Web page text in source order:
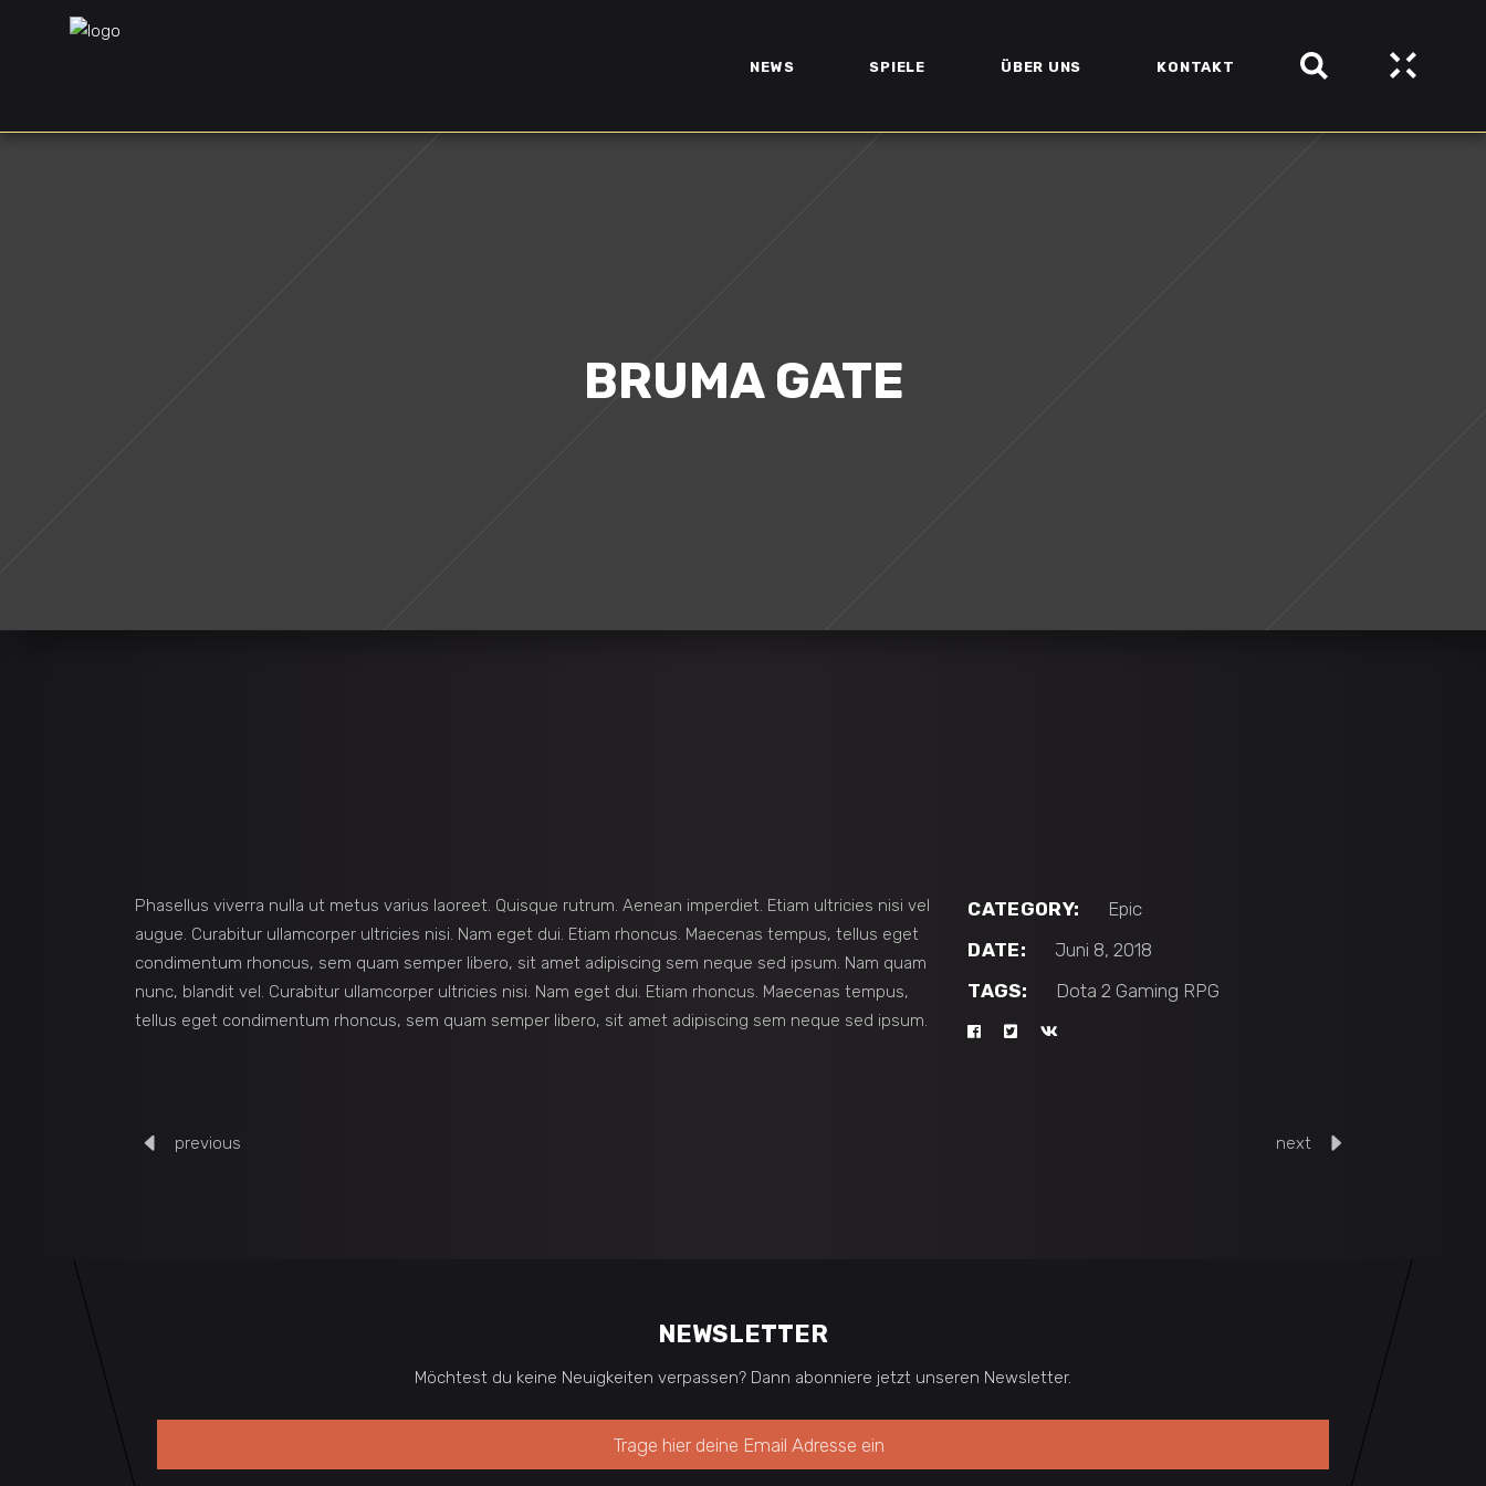
NEWS SPIELE ÜBER UNS KONTAKT
BRUMA GATE
Phasellus viverra nulla ut metus varius laoreet. Quisque rutrum. Aenean imperdiet. Etiam ultricies nisi vel
augue. Curabitur ullamcorper ultricies nisi. Nam eget dui. Etiam rhoncus. Maecenas tempus, tellus eget
condimentum rhoncus, sem quam semper libero, sit amet adipiscing sem neque sed ipsum. Nam quam
nunc, blandit vel. Curabitur ullamcorper ultricies nisi. Nam eget dui. Etiam rhoncus. Maecenas tempus,
tellus eget condimentum rhoncus, sem quam semper libero, sit amet adipiscing sem neque sed ipsum.
CATEGORY:
Epic
DATE:
Juni 8, 2018
TAGS:
Dota 2 Gaming RPG
previous next
NEWSLETTER
Möchtest du keine Neuigkeiten verpassen? Dann abonniere jetzt unseren Newsletter.